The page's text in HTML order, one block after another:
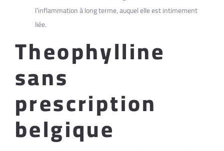
l’inflammation à long terme, auquel elle est intimement
liée.
Theophylline
sans
prescription
belgique